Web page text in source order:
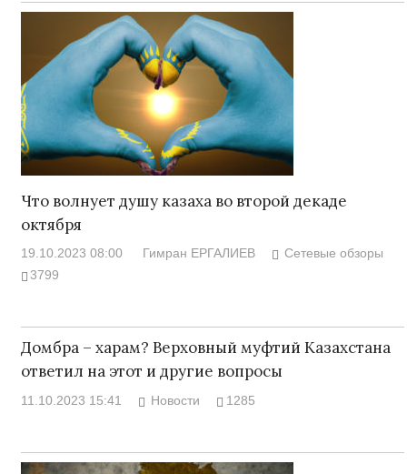
Что волнует душу казаха во второй декаде
октября
19.10.2023 08:00 Гимран ЕРГАЛИЕВ
Сетевые обзоры
3799
Домбра – харам? Верховный муфтий Казахстана
ответил на этот и другие вопросы
11.10.2023 15:41 Новости 1285